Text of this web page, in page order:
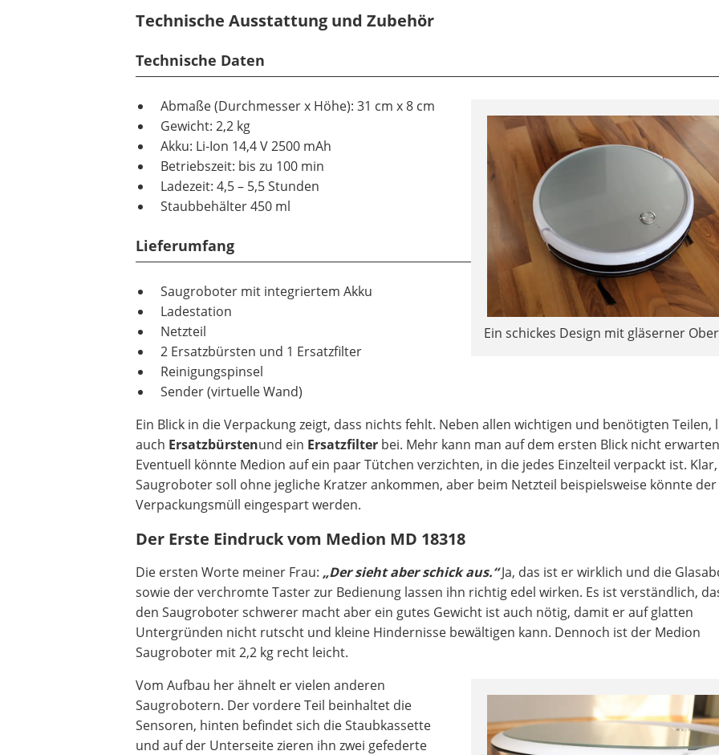
Technische Ausstattung und Zubehör
Technische Daten
Ein schickes Design mit gläserner
Abmaße (Durchmesser x Höhe): 31 cm x 8 cm
Gewicht: 2,2 kg
Akku: Li-Ion 14,4 V 2500 mAh
Betriebszeit: bis zu 100 min
Ladezeit: 4,5 – 5,5 Stunden
Staubbehälter 450 ml
Lieferumfang
Saugroboter mit integriertem Akku
Ladestation
Netzteil
2 Ersatzbürsten und 1 Ersatzfilter
Reinigungspinsel
Sender (virtuelle Wand)
Ein Blick in die Verpackung zeigt, dass nichts fehlt. Neben allen wichtigen und benötigten Teilen,
auch Ersatzbürstenund ein Ersatzfilter bei. Mehr kann man auf dem ersten Blick nicht
Eventuell könnte Medion auf ein paar Tütchen verzichten, in die jedes Einzelteil verpackt ist.
Saugroboter soll ohne jegliche Kratzer ankommen, aber beim Netzteil beispielsweise könnte der
Verpackungsmüll eingespart werden.
Der Erste Eindruck vom Medion MD 18318
Die ersten Worte meiner Frau: „Der sieht aber schick aus.“Ja, das ist er wirklich und die
sowie der verchromte Taster zur Bedienung lassen ihn richtig edel wirken. Es ist verständlich,
den Saugroboter schwerer macht aber ein gutes Gewicht ist auch nötig, damit er auf glatten
Untergründen nicht rutscht und kleine Hindernisse bewältigen kann. Dennoch ist der Medion
Saugroboter mit 2,2 kg recht leicht.
Vom Aufbau her ähnelt er vielen anderen
Saugrobotern. Der vordere Teil beinhaltet die
Sensoren, hinten befindet sich die Staubkassette
und auf der Unterseite zieren ihn zwei gefederte